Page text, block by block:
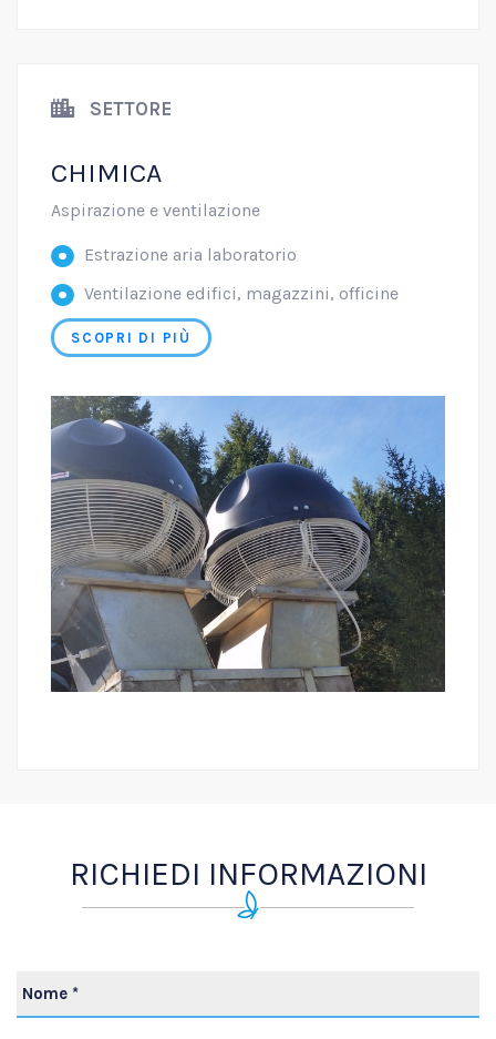
SETTORE
CHIMICA
Aspirazione e ventilazione
Estrazione aria laboratorio
Ventilazione edifici, magazzini, officine
SCOPRI DI PIÙ
RICHIEDI INFORMAZIONI